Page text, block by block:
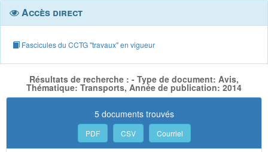
Accès direct
Fascicules du CCTG "travaux" en vigueur
Résultats de recherche : - Type de document: Avis,
Thématique: Transports, Année de publication: 2014
5 documents trouvés
PDF CSV Courriel